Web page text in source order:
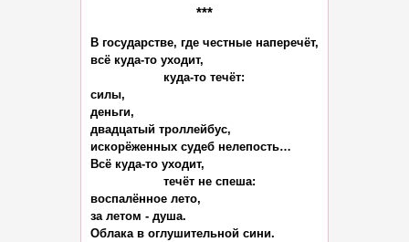
***
В государстве, где честные наперечёт,
всё куда-то уходит,
                    куда-то течёт:
силы,
деньги,
двадцатый троллейбус,
искорёженных судеб нелепость…
Всё куда-то уходит,
                    течёт не спеша:
воспалённое лето,
за летом - душа.
Облака в оглушительной сини.